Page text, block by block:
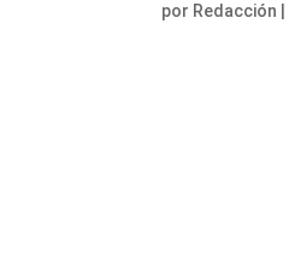
por Redacción